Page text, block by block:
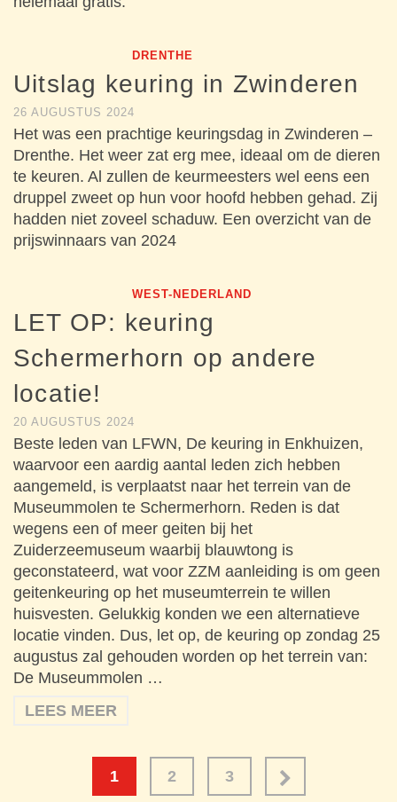
DRENTHE
Uitslag keuring in Zwinderen
26 AUGUSTUS 2024
Het was een prachtige keuringsdag in Zwinderen –
Drenthe. Het weer zat erg mee, ideaal om de dieren
te keuren. Al zullen de keurmeesters wel eens een
druppel zweet op hun voor hoofd hebben gehad. Zij
hadden niet zoveel schaduw. Een overzicht van de
prijswinnaars van 2024
WEST-NEDERLAND
LET OP: keuring
Schermerhorn op andere
locatie!
20 AUGUSTUS 2024
Beste leden van LFWN, De keuring in Enkhuizen,
waarvoor een aardig aantal leden zich hebben
aangemeld, is verplaatst naar het terrein van de
Museummolen te Schermerhorn. Reden is dat
wegens een of meer geiten bij het
Zuiderzeemuseum waarbij blauwtong is
geconstateerd, wat voor ZZM aanleiding is om geen
geitenkeuring op het museumterrein te willen
huisvesten. Gelukkig konden we een alternatieve
locatie vinden. Dus, let op, de keuring op zondag 25
augustus zal gehouden worden op het terrein van:
De Museummolen …
LEES MEER
1 2 3